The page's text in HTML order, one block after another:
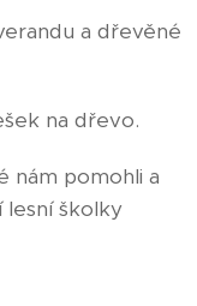
a dřevěné
na dřevo.
nám pomohli a
lesní školky